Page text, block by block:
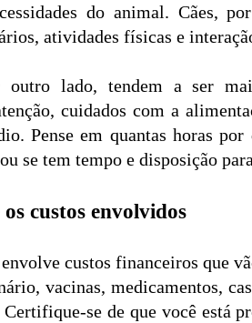
do animal. Cães,
atividades físicas e
outro lado, tendem a ser
cuidados com a
Pense em quantas horas
se tem tempo e disposição
custos envolvidos
custos financeiros que
vacinas, medicamentos,
se de que você está